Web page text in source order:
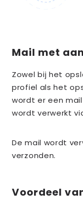
Mail met
Zowel bij het
profiel als het
wordt er een
wordt verwerkt
De mail wordt
verzonden.
Voordeel